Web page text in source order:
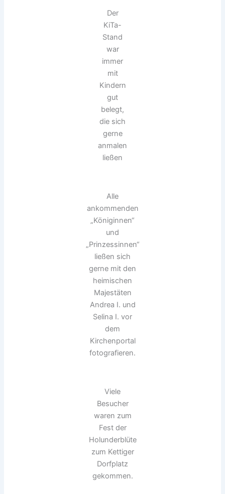
Der
KiTa-
Stand
war
immer
mit
Kindern
gut
belegt,
die sich
gerne
anmalen
ließen
Alle
ankommenden
„Königinnen“
und
„Prinzessinnen“
ließen sich
gerne mit den
heimischen
Majestäten
Andrea I. und
Selina I. vor
dem
Kirchenportal
fotografieren.
Viele
Besucher
waren zum
Fest der
Holunderblüte
zum Kettiger
Dorfplatz
gekommen.